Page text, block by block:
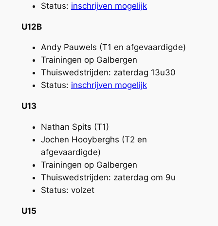
Status: inschrijven mogelijk
U12B
Andy Pauwels (T1 en afgevaardigde)
Trainingen op Galbergen
Thuiswedstrijden: zaterdag 13u30
Status: inschrijven mogelijk
U13
Nathan Spits (T1)
Jochen Hooyberghs (T2 en
afgevaardigde)
Trainingen op Galbergen
Thuiswedstrijden: zaterdag om 9u
Status: volzet
U15